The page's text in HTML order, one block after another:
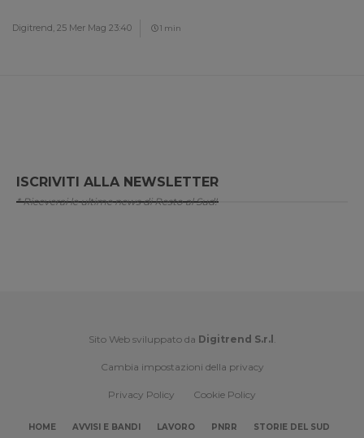
Digitrend, 25 Mer Mag 23:40 1 min
ISCRIVITI ALLA NEWSLETTER
* Riceverai le ultime news di Resto al Sud!
Sito Web sviluppato da Digitrend S.r.l .
Cambia impostazioni della privacy
Privacy Policy Cookie Policy
HOME AVVISI E BANDI LAVORO PNRR STORIE DEL SUD